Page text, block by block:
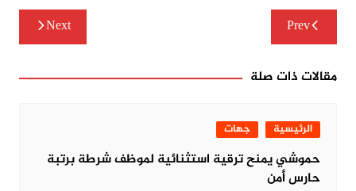
تصفّح
المقالاتPrev
Next
مقالات ذات صلة
الرئيسية جهات
حموشي يمنح ترقية استثنائية لموظف شرطة برتبة
حارس أمن